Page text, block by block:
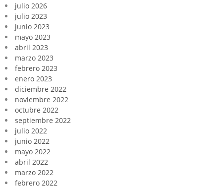
julio 2026
julio 2023
junio 2023
mayo 2023
abril 2023
marzo 2023
febrero 2023
enero 2023
diciembre 2022
noviembre 2022
octubre 2022
septiembre 2022
julio 2022
junio 2022
mayo 2022
abril 2022
marzo 2022
febrero 2022